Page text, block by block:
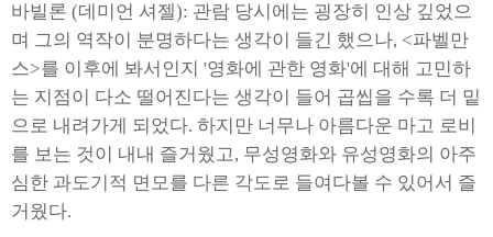
바빌론 (데미언 셔젤): 관람 당시에는 굉장히 인상 깊었으
며 그의 역작이 분명하다는 생각이 들긴 했으나, <파벨만
스>를 이후에 봐서인지 '영화에 관한 영화'에 대해 고민하
는 지점이 다소 떨어진다는 생각이 들어 곱씹을 수록 더 밑
으로 내려가게 되었다. 하지만 너무나 아름다운 마고 로비
를 보는 것이 내내 즐거웠고, 무성영화와 유성영화의 아주
심한 과도기적 면모를 다른 각도로 들여다볼 수 있어서 즐
거웠다.